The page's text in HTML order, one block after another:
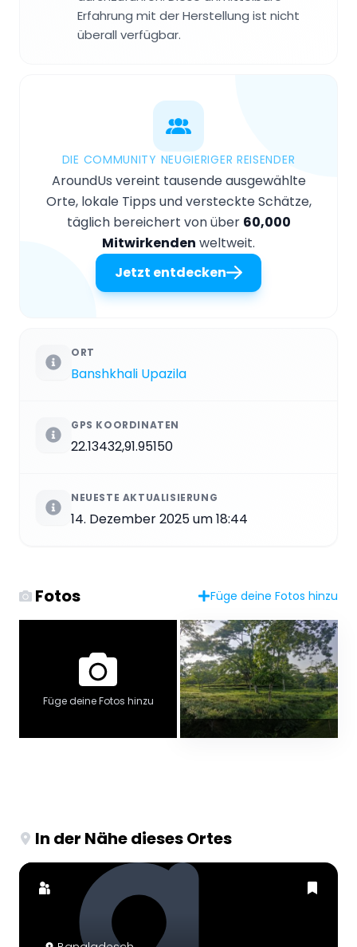
Erfahrung mit der Herstellung ist nicht
überall verfügbar.
DIE COMMUNITY NEUGIERIGER REISENDER
AroundUs vereint tausende ausgewählte
Orte, lokale Tipps und versteckte Schätze,
täglich bereichert von über 60,000
Mitwirkenden weltweit.
Jetzt entdecken
ORT
Banshkhali Upazila
GPS KOORDINATEN
22.13432,91.95150
NEUESTE AKTUALISIERUNG
14. Dezember 2025 um 18:44
Fotos Füge deine Fotos hinzu
Füge deine Fotos hinzu
In der Nähe dieses Ortes